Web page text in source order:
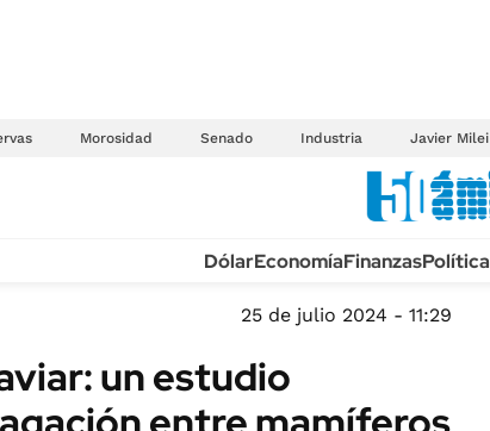
Morosidad Senado Industria Javier Milei
Sustentabilidad
TECNOLOGÍA
MÉXICO
MUNDO
DólarEconomíaFinanzasPolítica
25 de julio 2024 - 11:29
un estudio